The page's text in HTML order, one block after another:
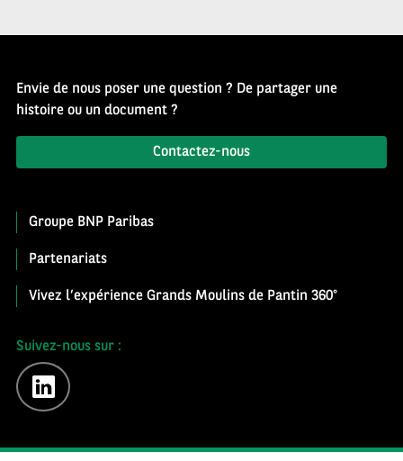
Envie de nous poser une question ? De partager une
histoire ou un document ?
Contactez-nous
Groupe BNP Paribas
Partenariats
Vivez l’expérience Grands Moulins de Pantin 360°
Suivez-nous sur :
linkedin